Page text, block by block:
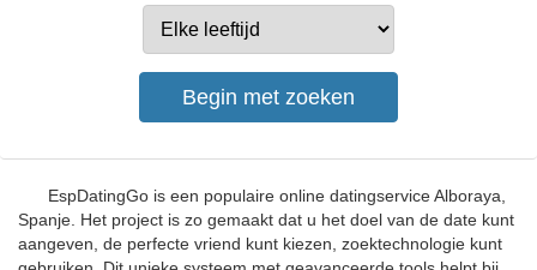
EspDatingGo is een populaire online datingservice Alboraya,
Spanje. Het project is zo gemaakt dat u het doel van de date kunt
aangeven, de perfecte vriend kunt kiezen, zoektechnologie kunt